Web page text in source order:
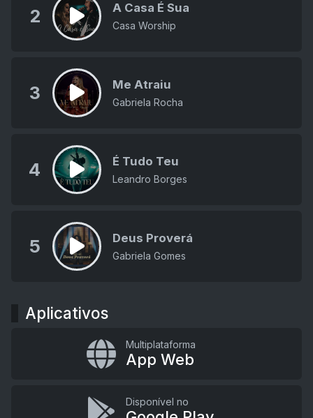
2 A Casa É Sua
Casa Worship
3 Me Atraiu
Gabriela Rocha
4 É Tudo Teu
Leandro Borges
5 Deus Proverá
Gabriela Gomes
Aplicativos
Multiplataforma
App Web
Disponível no